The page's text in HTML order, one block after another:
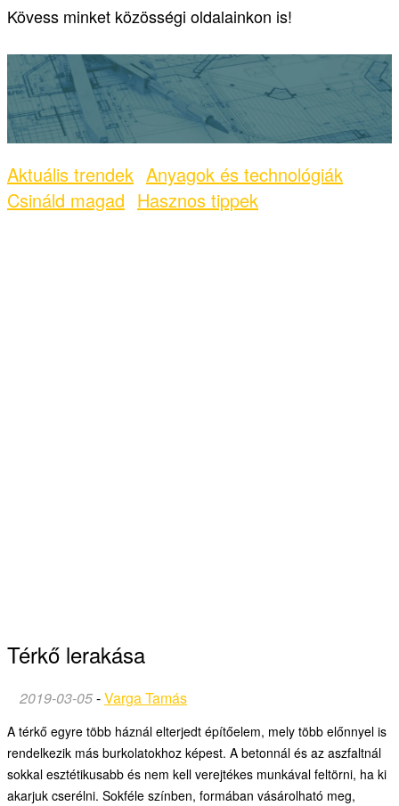
Kövess minket közösségi oldalainkon is!
Aktuális trendek Anyagok és technológiák
Csináld magad Hasznos tippek
Térkő lerakása
2019-03-05-Varga Tamás
A térkő egyre több háznál elterjedt építőelem, mely több előnnyel is
rendelkezik más burkolatokhoz képest. A betonnál és az aszfaltnál
sokkal esztétikusabb és nem kell verejtékes munkával feltörni, ha ki
akarjuk cserélni. Sokféle színben, formában vásárolható meg,